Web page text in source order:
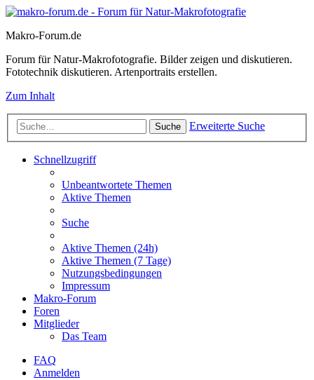
Makro-Forum.de
Forum für Natur-Makrofotografie. Bilder zeigen und diskutieren.
Fototechnik diskutieren. Artenportraits erstellen.
Zum Inhalt
Suche Erweiterte Suche
Schnellzugriff
Unbeantwortete Themen
Aktive Themen
Suche
Aktive Themen (24h)
Aktive Themen (7 Tage)
Nutzungsbedingungen
Impressum
Makro-Forum
Foren
Mitglieder
Das Team
FAQ
Anmelden